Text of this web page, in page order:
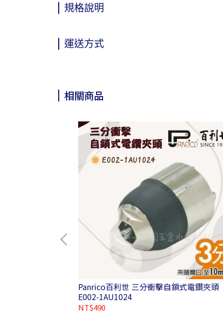
規格說明
運送方式
相關商品
Panrico百利世 三分衝擊自鎖式電鑽夾頭
E002-1AU1024
NT$490